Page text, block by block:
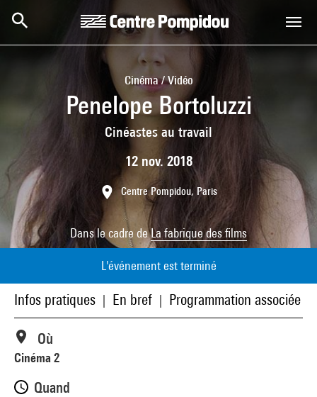
Cinéma / Vidéo
Penelope Bortoluzzi
Cinéastes au travail
12 nov. 2018
Centre Pompidou, Paris
Dans le cadre deLa fabrique des films
L'événement est terminé
Infos pratiques En bref Programmation associée
Où
Cinéma 2
Quand